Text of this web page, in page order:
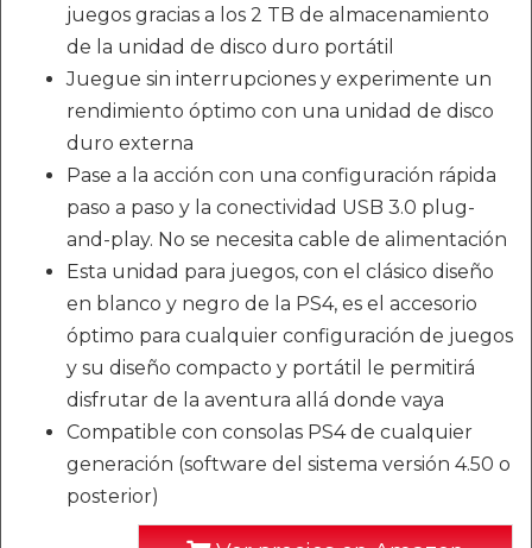
juegos gracias a los 2 TB de almacenamiento
de la unidad de disco duro portátil
Juegue sin interrupciones y experimente un
rendimiento óptimo con una unidad de disco
duro externa
Pase a la acción con una configuración rápida
paso a paso y la conectividad USB 3.0 plug-
and-play. No se necesita cable de alimentación
Esta unidad para juegos, con el clásico diseño
en blanco y negro de la PS4, es el accesorio
óptimo para cualquier configuración de juegos
y su diseño compacto y portátil le permitirá
disfrutar de la aventura allá donde vaya
Compatible con consolas PS4 de cualquier
generación (software del sistema versión 4.50 o
posterior)